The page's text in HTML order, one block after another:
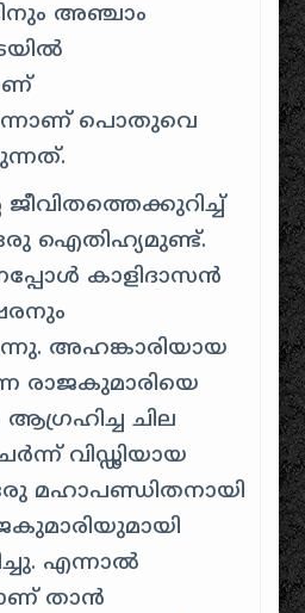
അഞ്ചാം
പൊതുവെ
ഐതിഹ്യമുണ്ട്.
കാളിദാസൻ
അഹങ്കാരിയായ
രാജകുമാരിയെ
ചില
വിഡ്ഢിയായ
മഹാപണ്ഡിതനായി
എന്നാൽ
താൻ